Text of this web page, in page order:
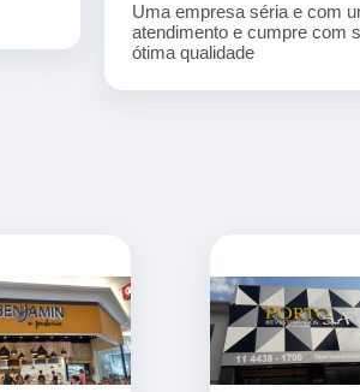
Uma empresa séria e com um excelente
atendimento e cumpre com seus prazos e
ótima qualidade